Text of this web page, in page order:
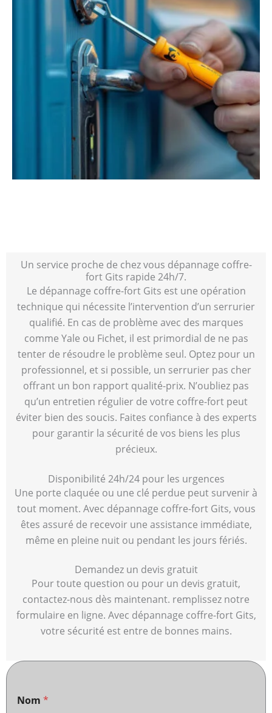
Un service proche de chez vous dépannage coffre-
fort Gits rapide 24h/7.
Le dépannage coffre-fort Gits est une opération
technique qui nécessite l’intervention d’un serrurier
qualifié. En cas de problème avec des marques
comme Yale ou Fichet, il est primordial de ne pas
tenter de résoudre le problème seul. Optez pour un
professionnel, et si possible, un serrurier pas cher
offrant un bon rapport qualité-prix. N’oubliez pas
qu’un entretien régulier de votre coffre-fort peut
éviter bien des soucis. Faites confiance à des experts
pour garantir la sécurité de vos biens les plus
précieux.
Disponibilité 24h/24 pour les urgences
Une porte claquée ou une clé perdue peut survenir à
tout moment. Avec dépannage coffre-fort Gits, vous
êtes assuré de recevoir une assistance immédiate,
même en pleine nuit ou pendant les jours fériés.
Demandez un devis gratuit
Pour toute question ou pour un devis gratuit,
contactez-nous dès maintenant. remplissez notre
formulaire en ligne. Avec dépannage coffre-fort Gits,
votre sécurité est entre de bonnes mains.
Nom *